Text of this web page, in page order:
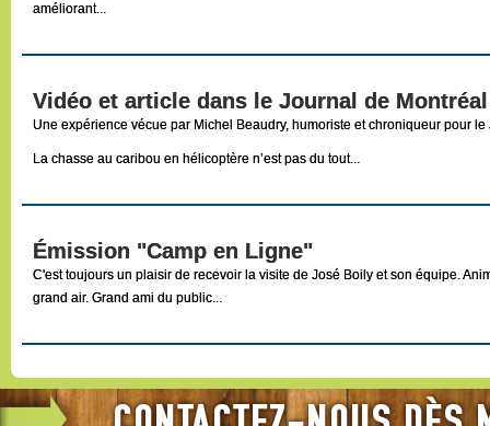
améliorant...
Vidéo et article dans le Journal de Montréal
Une expérience vécue par Michel Beaudry, humoriste et chroniqueur pour
La chasse au caribou en hélicoptère n’est pas du tout...
Émission "Camp en Ligne"
C'est toujours un plaisir de recevoir la visite de José Boily et son équipe.
grand air. Grand ami du public...